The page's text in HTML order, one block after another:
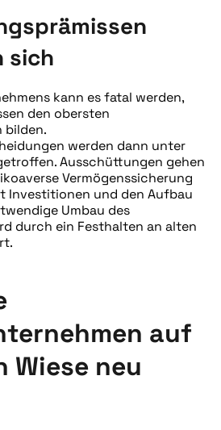
sich
kann es fatal werden,
den obersten
bilden.
werden dann unter
Ausschüttungen gehen
Vermögenssicherung
Investitionen und den Aufbau
Umbau des
durch ein Festhalten an alten
auf
Wiese neu